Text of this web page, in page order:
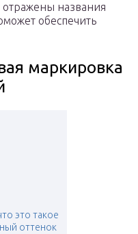
отражены названия
обеспечить
маркировка
это такое
оттенок